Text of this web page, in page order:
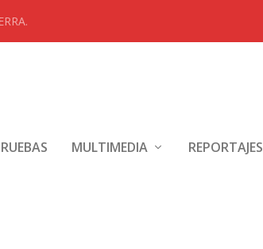
MULTIMEDIA REPORTAJES